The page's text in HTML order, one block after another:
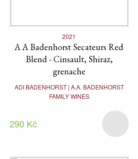
2021
A A Badenhorst Secateurs Red
Blend - Cinsault, Shiraz,
grenache
ADI BADENHORST | A.A. BADENHORST
FAMILY WINES
290 Kč